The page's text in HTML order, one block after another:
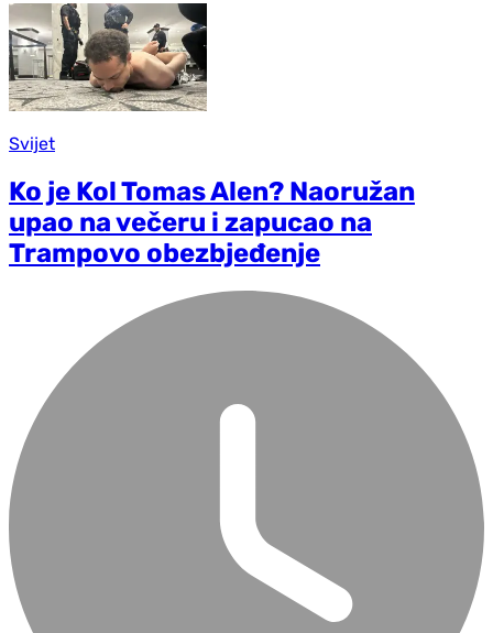
Svijet
Ko je Kol Tomas Alen? Naoružan
upao na večeru i zapucao na
Trampovo obezbjeđenje